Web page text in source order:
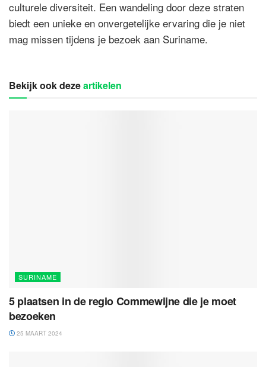
culturele diversiteit. Een wandeling door deze straten
biedt een unieke en onvergetelijke ervaring die je niet
mag missen tijdens je bezoek aan Suriname.
Bekijk ook dezeartikelen
SURINAME
5 plaatsen in de regio Commewijne die je moet
bezoeken
25 MAART 2024